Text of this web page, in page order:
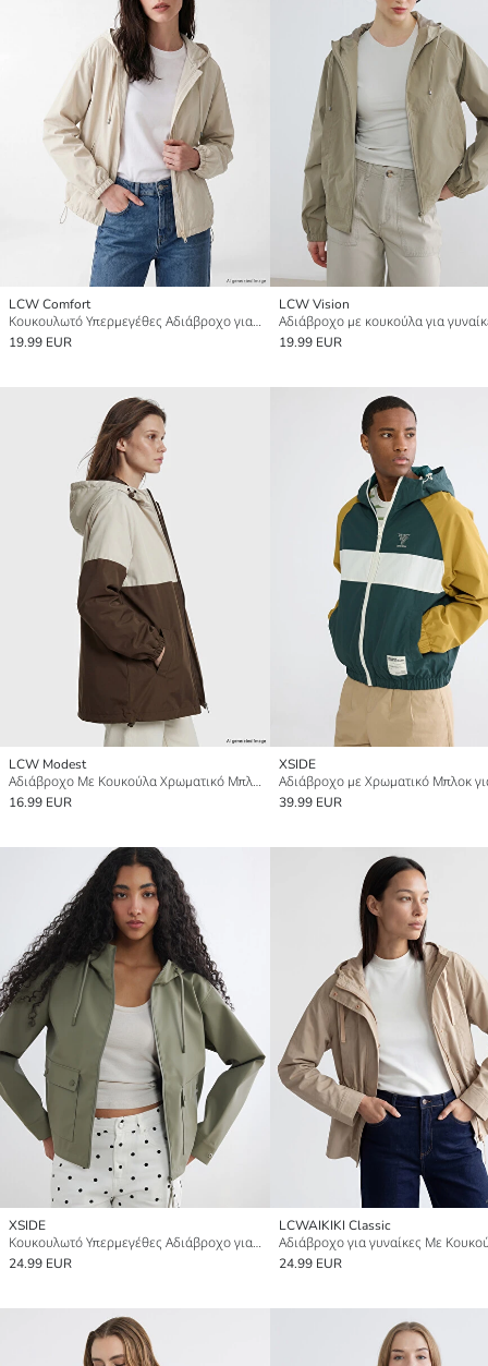
LCW Comfort
Κουκουλωτό Υπερμεγέθες Αδιάβροχο για γυναίκες
19.99 EUR
LCW Vision
Αδιάβροχο με κουκούλα για
19.99 EUR
LCW Modest
Αδιάβροχο Με Κουκούλα Χρωματικό Μπλοκ για γυναίκες
16.99 EUR
XSIDE
39.99 EUR
XSIDE
Κουκουλωτό Υπερμεγέθες Αδιάβροχο για γυναίκες
24.99 EUR
LCWAIKIKI Classic
Αδιάβροχο για γυναίκες Με
24.99 EUR